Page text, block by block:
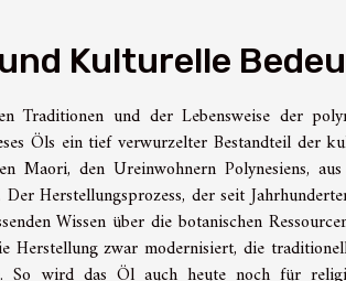
Kulturelle
und der Lebensweise der
Öls ein tief verwurzelter Bestandteil der
den Ureinwohnern Polynesiens,
Herstellungsprozess, der seit
Wissen über die botanischen
zwar modernisiert, die